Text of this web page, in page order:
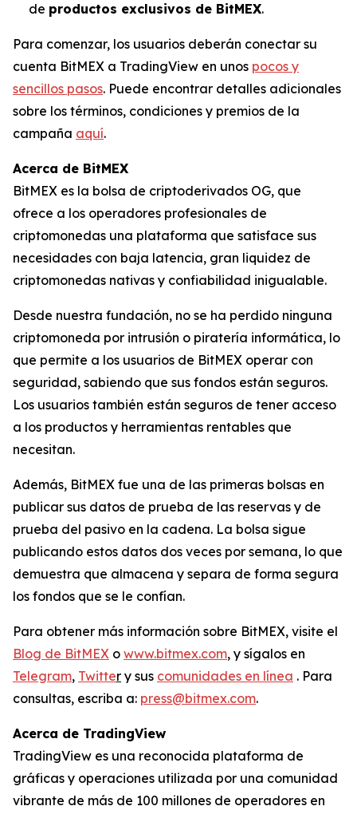
de productos exclusivos de BitMEX.
Para comenzar, los usuarios deberán conectar su
cuenta BitMEX a TradingView en unos pocos y
sencillos pasos. Puede encontrar detalles adicionales
sobre los términos, condiciones y premios de la
campaña aquí.
Acerca de BitMEX
BitMEX es la bolsa de criptoderivados OG, que
ofrece a los operadores profesionales de
criptomonedas una plataforma que satisface sus
necesidades con baja latencia, gran liquidez de
criptomonedas nativas y confiabilidad inigualable.
Desde nuestra fundación, no se ha perdido ninguna
criptomoneda por intrusión o piratería informática, lo
que permite a los usuarios de BitMEX operar con
seguridad, sabiendo que sus fondos están seguros.
Los usuarios también están seguros de tener acceso
a los productos y herramientas rentables que
necesitan.
Además, BitMEX fue una de las primeras bolsas en
publicar sus datos de prueba de las reservas y de
prueba del pasivo en la cadena. La bolsa sigue
publicando estos datos dos veces por semana, lo que
demuestra que almacena y separa de forma segura
los fondos que se le confían.
Para obtener más información sobre BitMEX, visite el
Blog de BitMEX o www.bitmex.com, y sígalos en
Telegram, Twitter y sus comunidades en línea . Para
consultas, escriba a: press@bitmex.com.
Acerca de TradingView
TradingView es una reconocida plataforma de
gráficas y operaciones utilizada por una comunidad
vibrante de más de 100 millones de operadores en